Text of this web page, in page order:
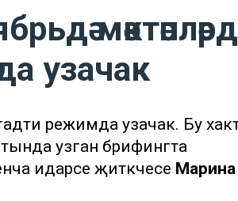
мәктәпләрдә
узачак
гадәти режимда узачак. Бу
узган брифингта
идарәсе җитәкчесе Марина